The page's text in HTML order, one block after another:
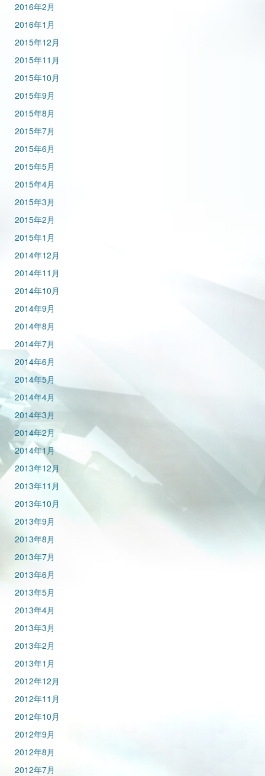
2016年2月
2016年1月
2015年12月
2015年11月
2015年10月
2015年9月
2015年8月
2015年7月
2015年6月
2015年5月
2015年4月
2015年3月
2015年2月
2015年1月
2014年12月
2014年11月
2014年10月
2014年9月
2014年8月
2014年7月
2014年6月
2014年5月
2014年4月
2014年3月
2014年2月
2014年1月
2013年12月
2013年11月
2013年10月
2013年9月
2013年8月
2013年7月
2013年6月
2013年5月
2013年4月
2013年3月
2013年2月
2013年1月
2012年12月
2012年11月
2012年10月
2012年9月
2012年8月
2012年7月